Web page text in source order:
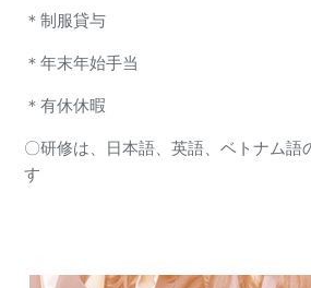
＊制服貸与
＊年末年始手当
＊有休休暇
〇研修は、日本語、英語、ベトナム語
す